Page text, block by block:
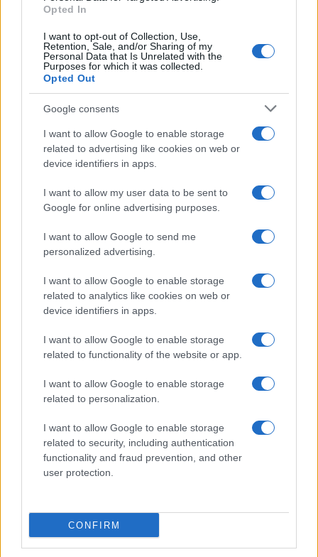
Opted In
I want to opt-out of Collection, Use,
Retention, Sale, and/or Sharing of my
Personal Data that Is Unrelated with the
Purposes for which it was collected.
Opted Out
Google consents
I want to allow Google to enable storage
related to advertising like cookies on web or
device identifiers in apps.
I want to allow my user data to be sent to
Google for online advertising purposes.
I want to allow Google to send me
personalized advertising.
I want to allow Google to enable storage
related to analytics like cookies on web or
device identifiers in apps.
I want to allow Google to enable storage
related to functionality of the website or app.
I want to allow Google to enable storage
related to personalization.
I want to allow Google to enable storage
related to security, including authentication
functionality and fraud prevention, and other
user protection.
CONFIRM
basata su interpretazioni poco approfondite –
popolarità del liberalismo è che esso diventi una
semplice moda
sostituire alla precedente moda marxista un altro
che sulla serietà dell’analisi. Ed è ovvio che un
simile risultato non è certo auspicabile.
I liberisti odierni hanno certamente ragioni da
pericoli della politicizzazione dell’economia, e ciò
è ancor più giustificabile nel caso italiano. Ma
occorre chiedersi se, tra l’infeudamento
dell’economia alla politica da un lato, e
l’individualismo quale unico metro di giudizio
dall’altro, non esistano davveroaltre strade
praticabili.
Il mito dell’individuo isolato
In altri termini, ci si può chiedere se è realmente
necessario passare dalla santificazione
mercato. Si ha spesso l’impressione che la
demonizzazione passata degli autori liberisti trovi,
oggi, uno speculare contrappunto nel rifiuto di